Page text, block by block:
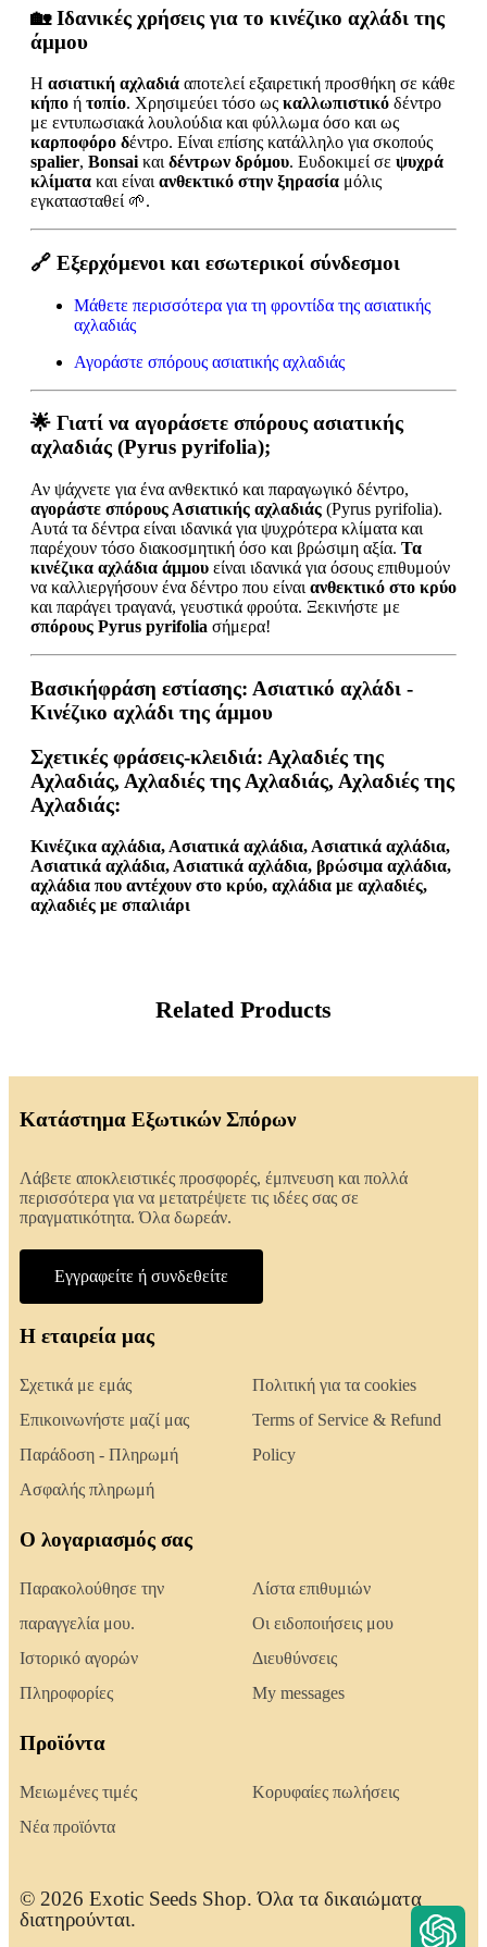
🏡Ιδανικές χρήσεις για το κινέζικο αχλάδι της
άμμου
Η ασιατική αχλαδιά αποτελεί εξαιρετική προσθήκη σε κάθε
κήπο ή τοπίο. Χρησιμεύει τόσο ως καλλωπιστικό δέντρο
με εντυπωσιακά λουλούδια και φύλλωμα όσο και ως
καρποφόρο δέντρο. Είναι επίσης κατάλληλο για σκοπούς
spalier, Bonsai και δέντρων δρόμου. Ευδοκιμεί σε ψυχρά
κλίματα και είναι ανθεκτικό στην ξηρασία μόλις
εγκατασταθεί 🌱.
🔗 Εξερχόμενοι και εσωτερικοί σύνδεσμοι
Μάθετε περισσότερα για τη φροντίδα της ασιατικής
αχλαδιάς
Αγοράστε σπόρους ασιατικής αχλαδιάς
🌟 Γιατί να αγοράσετε σπόρους ασιατικής
αχλαδιάς (Pyrus pyrifolia);
Αν ψάχνετε για ένα ανθεκτικό και παραγωγικό δέντρο,
αγοράστε σπόρους Ασιατικής αχλαδιάς (Pyrus pyrifolia).
Αυτά τα δέντρα είναι ιδανικά για ψυχρότερα κλίματα και
παρέχουν τόσο διακοσμητική όσο και βρώσιμη αξία. Τα
κινέζικα αχλάδια άμμου είναι ιδανικά για όσους επιθυμούν
να καλλιεργήσουν ένα δέντρο που είναι ανθεκτικό στο κρύο
και παράγει τραγανά, γευστικά φρούτα. Ξεκινήστε με
σπόρους Pyrus pyrifolia σήμερα!
Βασικήφράση εστίασης: Ασιατικό αχλάδι -
Κινέζικο αχλάδι της άμμου
Σχετικές φράσεις-κλειδιά: Αχλαδιές της
Αχλαδιάς, Αχλαδιές της Αχλαδιάς, Αχλαδιές της
Αχλαδιάς:
Κινέζικα αχλάδια, Ασιατικά αχλάδια, Ασιατικά αχλάδια,
Ασιατικά αχλάδια, Ασιατικά αχλάδια, βρώσιμα αχλάδια,
αχλάδια που αντέχουν στο κρύο, αχλάδια με αχλαδιές,
αχλαδιές με σπαλιάρι
Related Products
Κατάστημα Εξωτικών Σπόρων
Λάβετε αποκλειστικές προσφορές, έμπνευση και πολλά
περισσότερα για να μετατρέψετε τις ιδέες σας σε
πραγματικότητα. Όλα δωρεάν.
Εγγραφείτε ή συνδεθείτε
Η εταιρεία μας
Σχετικά με εμάς
Επικοινωνήστε μαζί μας
Παράδοση - Πληρωμή
Ασφαλής πληρωμή
Πολιτική για τα cookies
Terms of Service & Refund
Policy
Ο λογαριασμός σας
Παρακολούθησε την
παραγγελία μου.
Ιστορικό αγορών
Πληροφορίες
Λίστα επιθυμιών
Οι ειδοποιήσεις μου
Διευθύνσεις
My messages
Προϊόντα
Μειωμένες τιμές
Νέα προϊόντα
Κορυφαίες πωλήσεις
© 2026 Exotic Seeds Shop. Όλα τα δικαιώματα
διατηρούνται.